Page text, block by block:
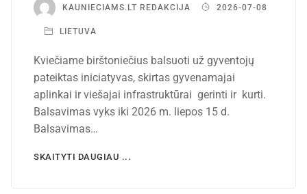
KAUNIECIAMS.LT REDAKCIJA 2026-07-08
LIETUVA
Kviečiame birštoniečius balsuoti už gyventojų
pateiktas iniciatyvas, skirtas gyvenamajai
aplinkai ir viešajai infrastruktūrai gerinti ir kurti.
Balsavimas vyks iki 2026 m. liepos 15 d.
Balsavimas…
SKAITYTI DAUGIAU ...